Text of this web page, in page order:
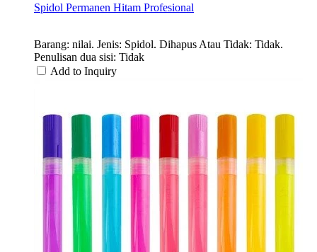
Spidol Permanen Hitam Profesional
Barang: nilai. Jenis: Spidol. Dihapus Atau Tidak: Tidak.
Penulisan dua sisi: Tidak
Add to Inquiry